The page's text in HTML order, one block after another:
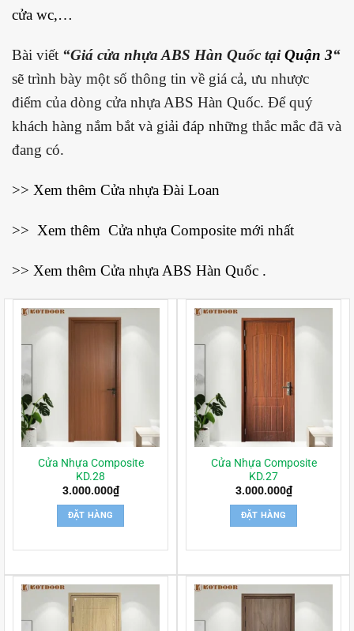
cửa wc,…
Bài viết “Giá cửa nhựa ABS Hàn Quốc tạiQuận 3“
sẽ trình bày một số thông tin về giá cả, ưu nhược
điểm của dòng cửa nhựa ABS Hàn Quốc. Để quý
khách hàng nắm bắt và giải đáp những thắc mắc đã và
đang có.
>> Xem thêm Cửa nhựa Đài Loan
>> Xem thêm Cửa nhựa Composite mới nhất
>> Xem thêm Cửa nhựa ABS Hàn Quốc .
Cửa Nhựa Composite
KD.28
3.000.000₫
ĐẶT HÀNG
Cửa Nhựa Composite
KD.27
3.000.000₫
ĐẶT HÀNG